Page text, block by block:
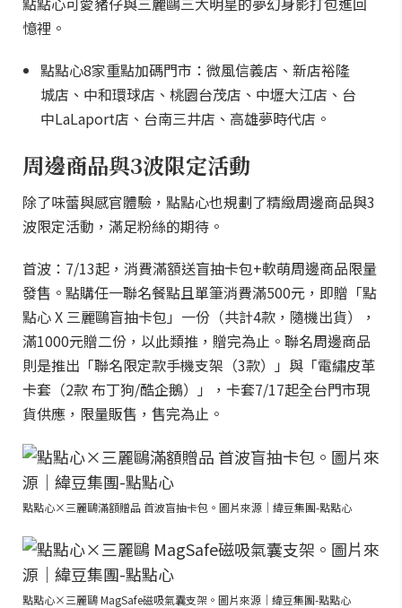
憶裡。
點點心8家重點加碼門市：微風信義店、新店裕隆
城店、中和環球店、桃園台茂店、中壢大江店、台
中LaLaport店、台南三井店、高雄夢時代店。
周邊商品與3波限定活動
除了味蕾與感官體驗，點點心也規劃了精緻周邊商品與3
波限定活動，滿足粉絲的期待。
首波：7/13起，消費滿額送盲抽卡包+軟萌周邊商品限量
發售。點購任一聯名餐點且單筆消費滿500元，即贈「點
點心 X 三麗鷗盲抽卡包」一份（共計4款，隨機出貨），
滿1000元贈二份，以此類推，贈完為止。聯名周邊商品
則是推出「聯名限定款手機支架（3款）」與「電繡皮革
卡套（2款 布丁狗/酷企鵝）」，卡套7/17起全台門市現
貨供應，限量販售，售完為止。
點點心×三麗鷗滿額贈品 首波盲抽卡包。圖片來源｜緯豆集團-點點心
點點心×三麗鷗 MagSafe磁吸氣囊支架。圖片來源｜緯豆集團-點點心